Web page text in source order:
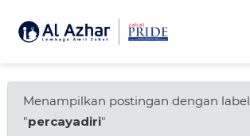
Menampilkan postingan dengan label
"percayadiri"